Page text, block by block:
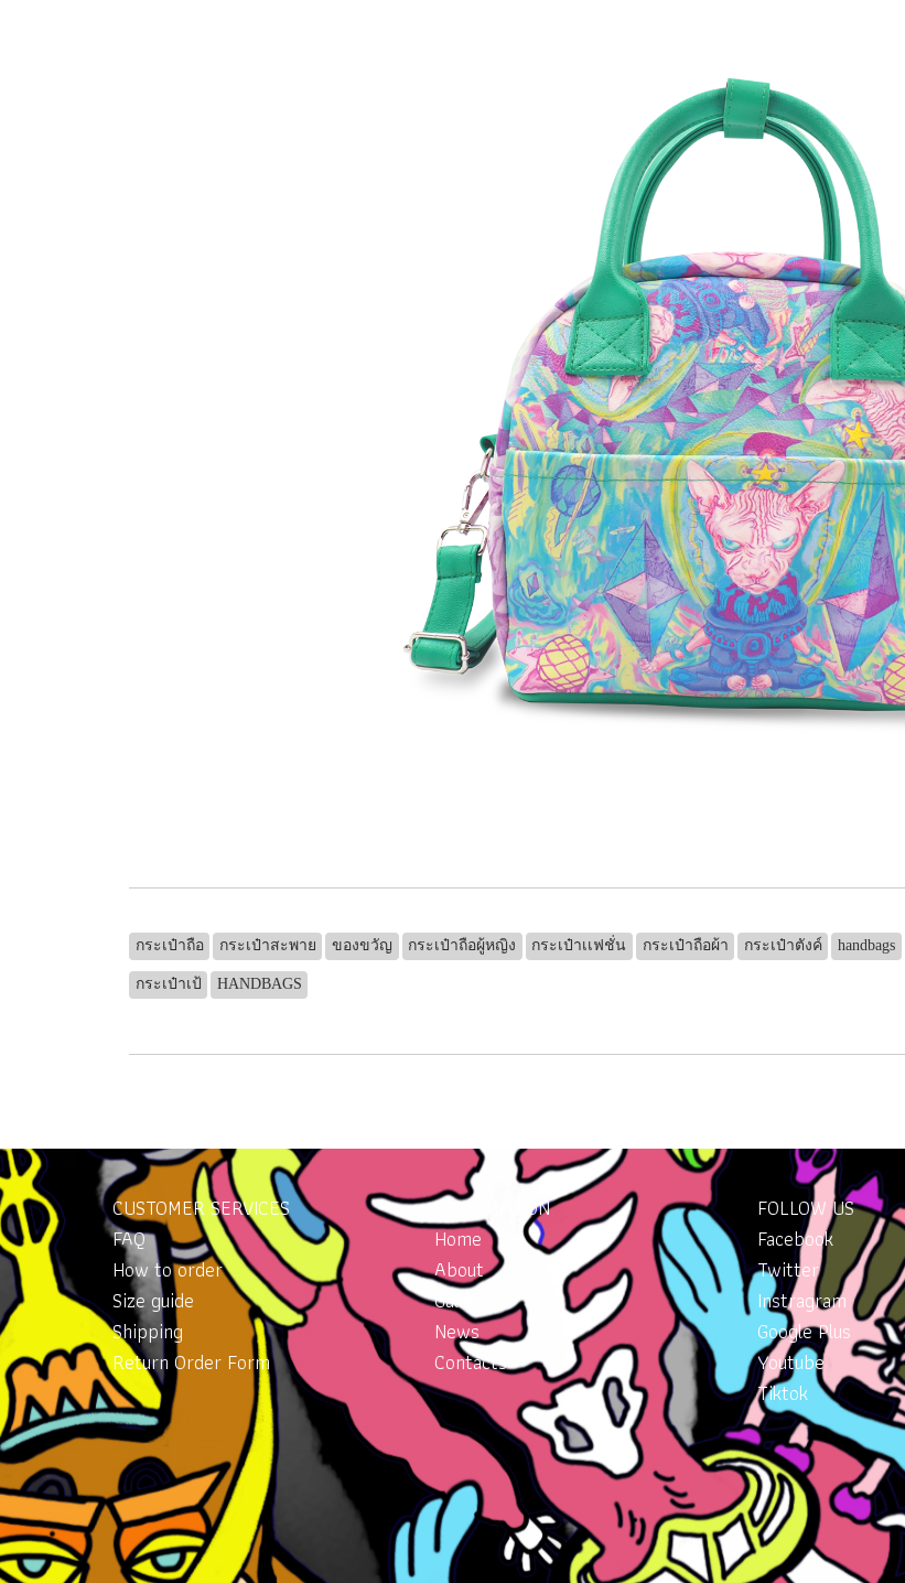
กระเป๋าถือ กระเป๋าสะพาย ของขวัญ กระเป๋าถือผู้หญิง กระเป๋าเเฟชั่น กระเป๋าถือผ้า กระเป๋าตังค์ handbags
กระเป๋าเป้ HANDBAGS
CUSTOMER SERVICES
FAQ
How to order
Size guide
Shipping
Return Order Form
INFORMATION
Home
About
Gallery
News
Contacts
FOLLOW US
Facebook
Twitter
Instragram
Google Plus
Youtube
Tiktok